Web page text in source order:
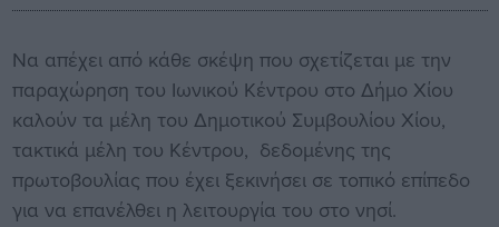
Να απέχει από κάθε σκέψη που σχετίζεται με την
παραχώρηση του Ιωνικού Κέντρου στο Δήμο Χίου
καλούν τα μέλη του Δημοτικού Συμβουλίου Χίου,
τακτικά μέλη του Κέντρου, δεδομένης της
πρωτοβουλίας που έχει ξεκινήσει σε τοπικό επίπεδο
για να επανέλθει η λειτουργία του στο νησί.